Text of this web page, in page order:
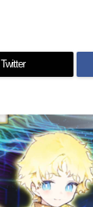
Twitter